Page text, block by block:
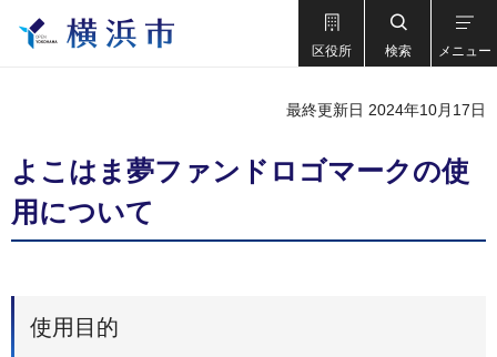
区役所 検索 メニュー
最終更新日 2024年10月17日
よこはま夢ファンドロゴマークの使
用について
使用目的